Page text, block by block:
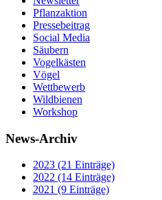
Pflanzaktion
Pressebeitrag
Social Media
Säubern
Vogelkästen
Vögel
Wettbewerb
Wildbienen
Workshop
News-Archiv
2023 (21 Einträge)
2022 (14 Einträge)
2021 (9 Einträge)